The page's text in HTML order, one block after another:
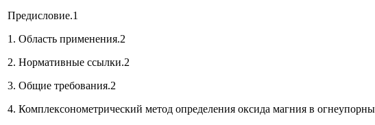
Предисловие.1
1. Область применения.2
2. Нормативные ссылки.2
3. Общие требования.2
4. Комплексонометрический метод определения оксида магния в